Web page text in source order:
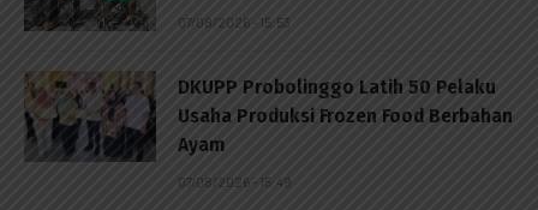
07/08/2026 - 15:53
DKUPP Probolinggo Latih 50 Pelaku
Usaha Produksi Frozen Food Berbahan
Ayam
07/08/2026 - 15:49